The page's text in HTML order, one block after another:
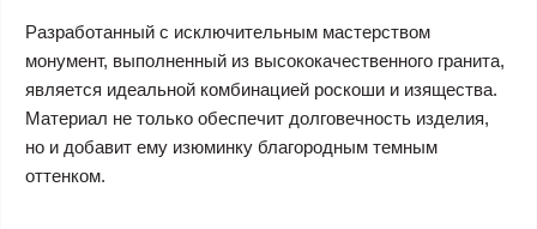
Разработанный с исключительным мастерством
монумент, выполненный из высококачественного гранита,
является идеальной комбинацией роскоши и изящества.
Материал не только обеспечит долговечность изделия,
но и добавит ему изюминку благородным темным
оттенком.